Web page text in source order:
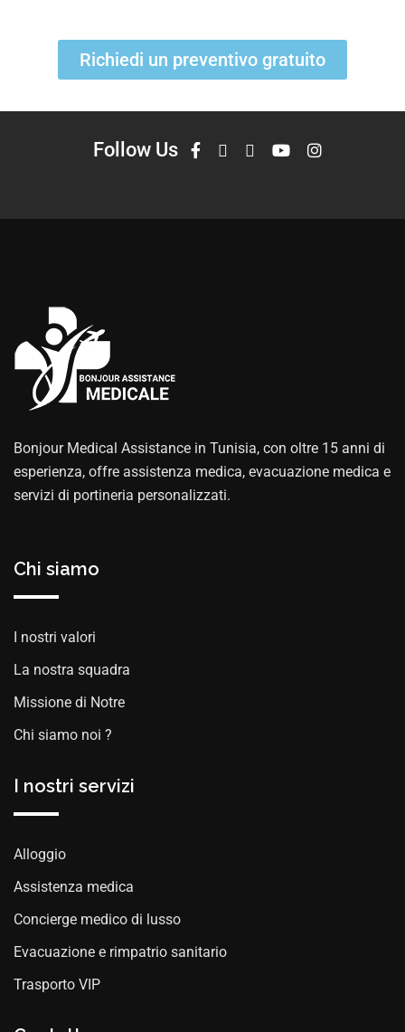
Richiedi un preventivo gratuito
Follow Us
Bonjour Medical Assistance in Tunisia, con oltre 15 anni di
esperienza, offre assistenza medica, evacuazione medica e
servizi di portineria personalizzati.
Chi siamo
I nostri valori
La nostra squadra
Missione di Notre
Chi siamo noi ?
I nostri servizi
Alloggio
Assistenza medica
Concierge medico di lusso
Evacuazione e rimpatrio sanitario
Trasporto VIP